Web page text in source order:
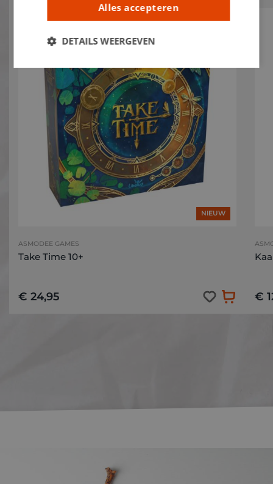
NIEUW
ASMODEE GAMES
Take Time 10+
€ 24,95 €
Alles accepteren
DETAILS WEERGEVEN